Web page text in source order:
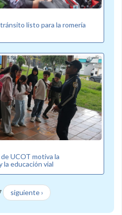
listo para la romería
UCOT motiva la
la educación vial
siguiente ›